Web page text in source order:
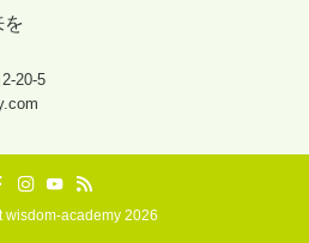
20-5
academy 2026